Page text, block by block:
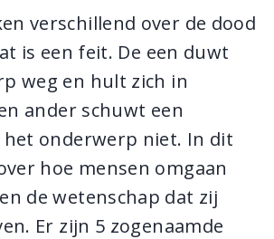
verschillend over de dood
is een feit. De een duwt
weg en hult zich in
ander schuwt een
het onderwerp niet. In dit
hoe mensen omgaan
de wetenschap dat zij
Er zijn 5 zogenaamde